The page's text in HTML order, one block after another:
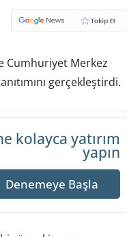
Cumhuriyet Merkez
gerçekleştirdi.
kolayca yatırım
yapın
Denemeye Başla